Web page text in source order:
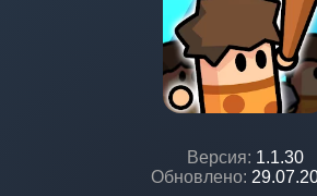
Версия: 1.1.30
Обновлено: